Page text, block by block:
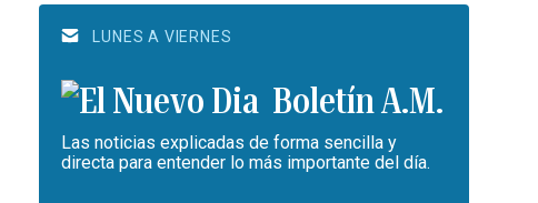
LUNES A VIERNES
Boletín A.M.
Las noticias explicadas de forma sencilla y
directa para entender lo más importante del día.